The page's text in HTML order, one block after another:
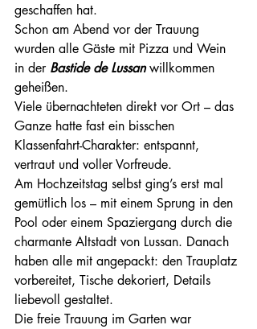
geschaffen hat.
Schon am Abend vor der Trauung
wurden alle Gäste mit Pizza und Wein
in der Bastide de Lussan willkommen
geheißen.
Viele übernachteten direkt vor Ort – das
Ganze hatte fast ein bisschen
Klassenfahrt-Charakter: entspannt,
vertraut und voller Vorfreude.
Am Hochzeitstag selbst ging’s erst mal
gemütlich los – mit einem Sprung in den
Pool oder einem Spaziergang durch die
charmante Altstadt von Lussan. Danach
haben alle mit angepackt: den Trauplatz
vorbereitet, Tische dekoriert, Details
liebevoll gestaltet.
Die freie Trauung im Garten war